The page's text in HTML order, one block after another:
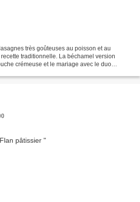
très goûteuses au poisson et au
traditionnelle. La béchamel version
crémeuse et le mariage avec le duo